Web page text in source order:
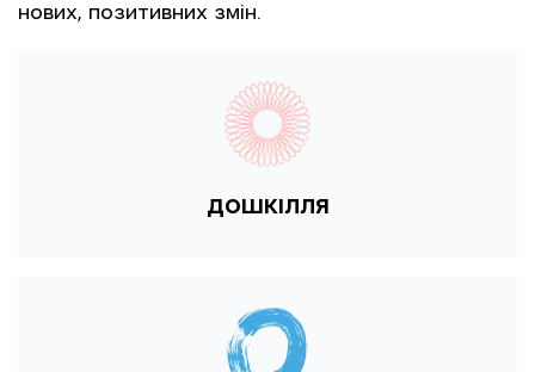
нових, позитивних змін.
ДОШКІЛЛЯ